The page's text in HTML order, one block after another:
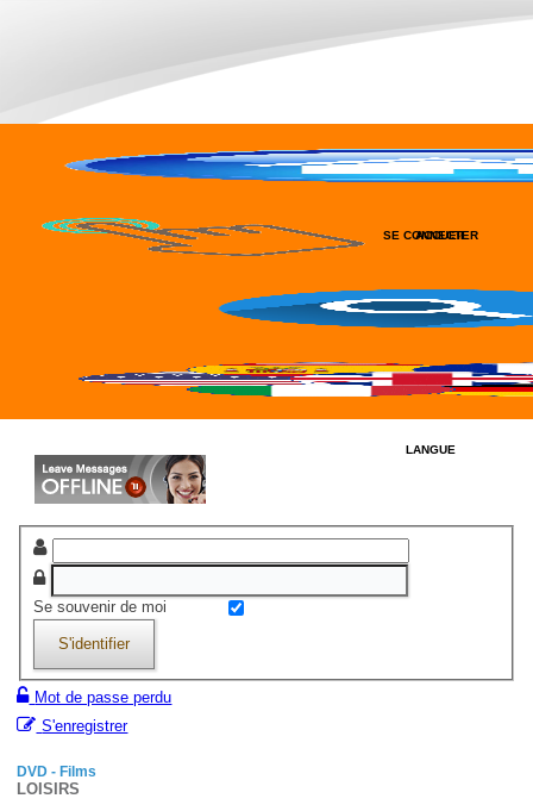
ACCUEIL
SE CONNECTER
RECHERCHER
LANGUE
Se souvenir de moi
S'identifier
Mot de passe perdu
S'enregistrer
DVD - Films
LOISIRS